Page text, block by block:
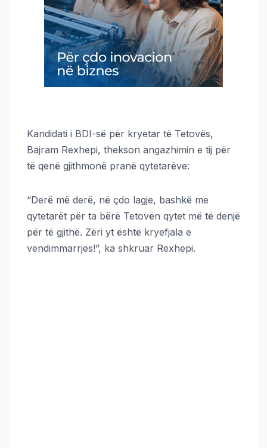
Kandidati i BDI-së për kryetar të Tetovës,
Bajram Rexhepi, thekson angazhimin e tij për
të qenë gjithmonë pranë qytetarëve:
“Derë më derë, në çdo lagje, bashkë me
qytetarët për ta bërë Tetovën qytet më të denjë
për të gjithë. Zëri yt është kryefjala e
vendimmarrjes!”, ka shkruar Rexhepi.